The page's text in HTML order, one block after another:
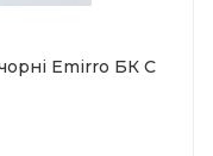
чорні Emirro БК С